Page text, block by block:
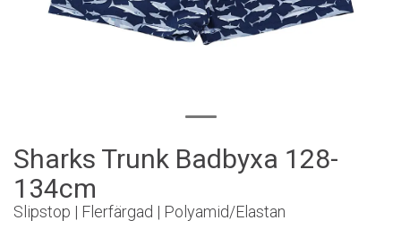
Sharks Trunk Badbyxa 128-
134cm
Slipstop | Flerfärgad | Polyamid/Elastan